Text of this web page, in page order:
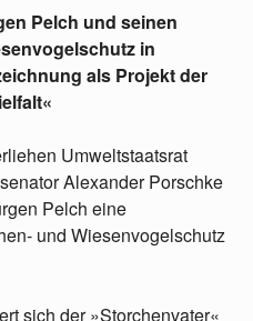
Pelch und seinen
in
als Projekt der
Umweltstaatsrat
Alexander Porschke
Pelch eine
und Wiesenvogelschutz
sich der »Storchenvater«